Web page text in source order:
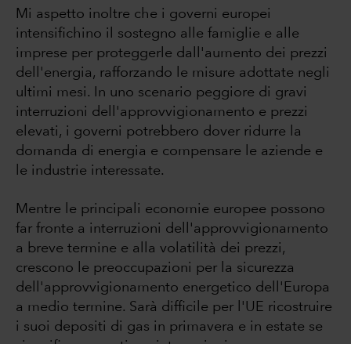
Mi aspetto inoltre che i governi europei
intensifichino il sostegno alle famiglie e alle
imprese per proteggerle dall'aumento dei prezzi
dell'energia, rafforzando le misure adottate negli
ultimi mesi. In uno scenario peggiore di gravi
interruzioni dell'approvvigionamento e prezzi
elevati, i governi potrebbero dover ridurre la
domanda di energia e compensare le aziende e
le industrie interessate.
Mentre le principali economie europee possono
far fronte a interruzioni dell'approvvigionamento
a breve termine e alla volatilità dei prezzi,
crescono le preoccupazioni per la sicurezza
dell'approvvigionamento energetico dell'Europa
a medio termine. Sarà difficile per l'UE ricostruire
i suoi depositi di gas in primavera e in estate se